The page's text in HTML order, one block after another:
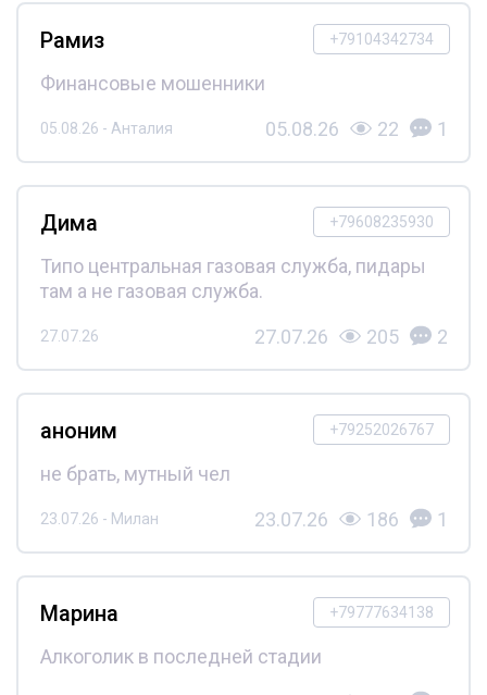
+79104342734
Рамиз
Финансовые мошенники
05.08.26 - Анталия 05.08.26 22 1
+79608235930
Дима
Типо центральная газовая служба, пидары
там а не газовая служба.
27.07.26 27.07.26 205 2
+79252026767
аноним
не брать, мутный чел
23.07.26 - Милан 23.07.26 186 1
+79777634138
Марина
Алкоголик в последней стадии